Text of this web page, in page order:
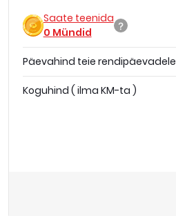
Saate teenida
0 Mündid
Päevahind teie rendipäevadele
Koguhind ( ilma KM-ta )